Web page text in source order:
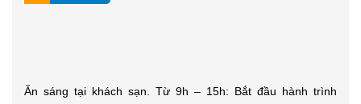
Ăn sáng tại khách sạn. Từ 9h – 15h: Bắt đầu hành trình